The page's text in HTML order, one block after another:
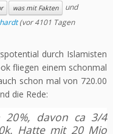
was mit Fakten
und
(vor 4101 Tagen
durch Islamisten
fliegen einem schonmal
schon mal von 720.00
die Rede:
20%, davon ca 3/4
Hatte mit 20 Mio